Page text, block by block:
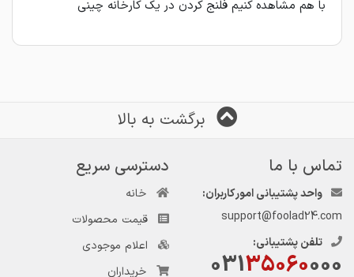
با هم مشاهده کنیم فلنج کردن در یک کارخانه چینی
برگشت به بالا
تماس با ما
واحد پشتیبانی امور کاربران:
support@foolad24.com
تلفن پشتیبانی:
03135060000
دسترسی سریع
خانه
قیمت محصولات
اعلام موجودی
خریداران